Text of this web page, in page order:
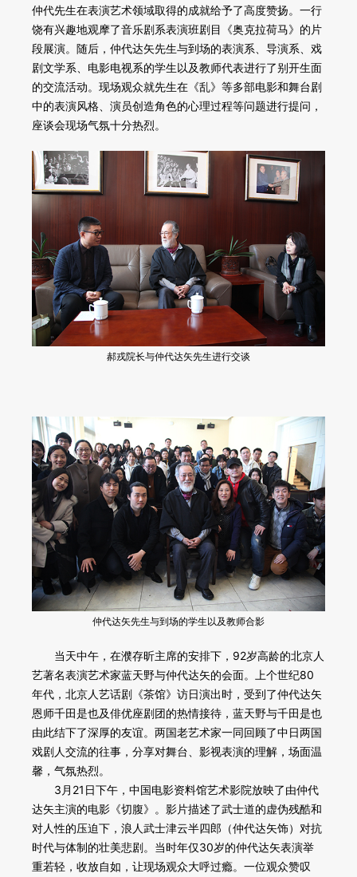
仲代先生在表演艺术领域取得的成就给予了高度赞扬。一行
饶有兴趣地观摩了音乐剧系表演班剧目《奥克拉荷马》的片
段展演。随后，仲代达矢先生与到场的表演系、导演系、戏
剧文学系、电影电视系的学生以及教师代表进行了别开生面
的交流活动。现场观众就先生在《乱》等多部电影和舞台剧
中的表演风格、演员创造角色的心理过程等问题进行提问，
座谈会现场气氛十分热烈。
郝戎院长与仲代达矢先生进行交谈
仲代达矢先生与到场的学生以及教师合影
当天中午，在濮存昕主席的安排下，92岁高龄的北京人
艺著名表演艺术家蓝天野与仲代达矢的会面。上个世纪80
年代，北京人艺话剧《茶馆》访日演出时，受到了仲代达矢
恩师千田是也及俳优座剧团的热情接待，蓝天野与千田是也
由此结下了深厚的友谊。两国老艺术家一同回顾了中日两国
戏剧人交流的往事，分享对舞台、影视表演的理解，场面温
馨，气氛热烈。
3月21日下午，中国电影资料馆艺术影院放映了由仲代
达矢主演的电影《切腹》。影片描述了武士道的虚伪残酷和
对人性的压迫下，浪人武士津云半四郎（仲代达矢饰）对抗
时代与体制的壮美悲剧。当时年仅30岁的仲代达矢表演举
重若轻，收放自如，让现场观众大呼过瘾。一位观众赞叹